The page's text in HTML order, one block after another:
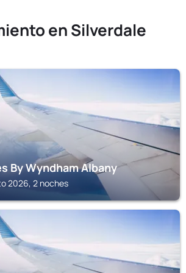
en Silverdale
By Wyndham Albany
2026, 2 noches